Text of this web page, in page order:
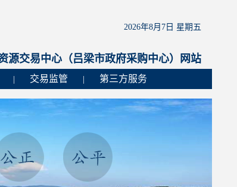
2026年8月7日 星期五
源交易中心（吕梁市政府采购中心）网站
交易监管 第三方服务